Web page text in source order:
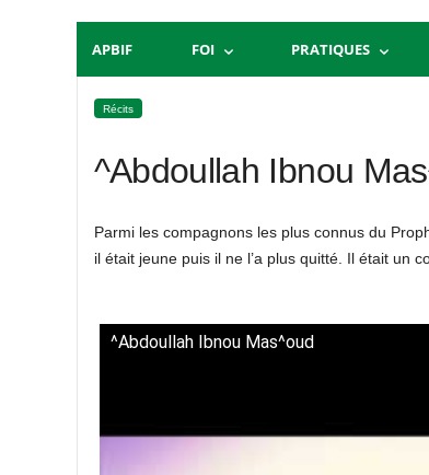
m
t
APBIF FOI PRATIQUES
Récits
^Abdoullah Ibnou
Parmi les compagnons les plus connus du
il était jeune puis il ne l’a plus quitté. Il était un
^Abdoullah Ibnou Mas^oud